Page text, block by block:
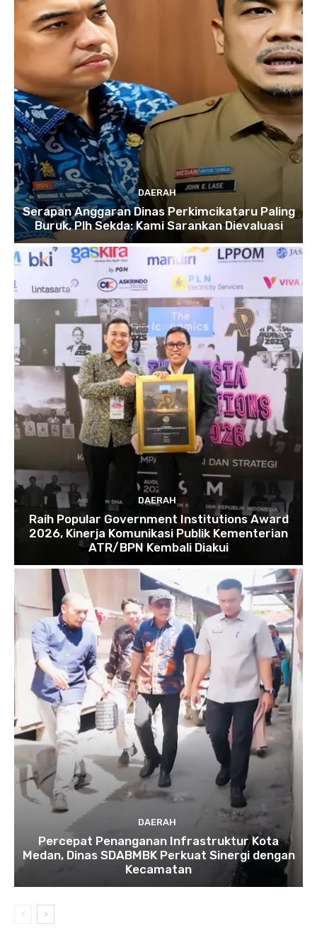
DAERAH
Serapan Anggaran Dinas Perkimcikataru Paling
Buruk, Plh Sekda: Kami Sarankan Dievaluasi
DAERAH
Raih Popular Government Institutions Award
2026, Kinerja Komunikasi Publik Kementerian
ATR/BPN Kembali Diakui
DAERAH
Percepat Penanganan Infrastruktur Kota
Medan, Dinas SDABMBK Perkuat Sinergi dengan
Kecamatan